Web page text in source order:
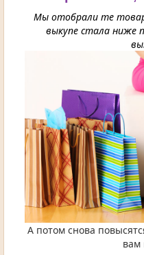
Мы отобрали те
выкупе стала ниже
А потом снова
вам